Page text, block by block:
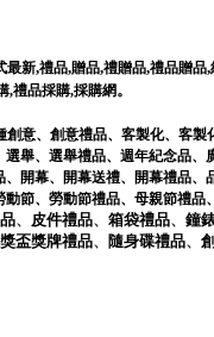
最新,禮品,贈品,禮贈品,禮品贈品,
,禮品採購,採購網。
創意、 創意禮品、 客製化、 客製
選舉、 選舉禮品、 週年紀念品、
、 開幕、 開幕送禮、 開幕禮品、
動節、 勞動節禮品、 母親節禮品、
、 皮件禮品、 箱袋禮品、 鐘
獎盃獎牌禮品、 隨身碟禮品、